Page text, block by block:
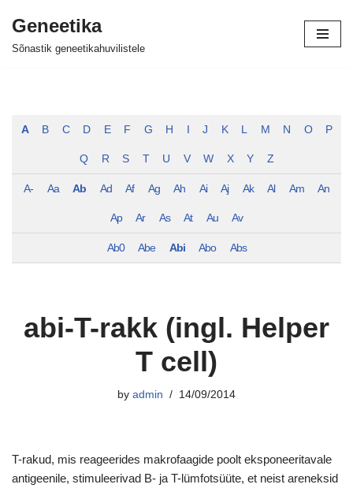
Skip
Geneetika
Sõnastik geneetikahuvilistele
A B C D E F G H J K L M N O P
Q R S T U V W X Y Z
A- Aa Ab Ad Af Ag Ah Ai Aj Ak Al Am An
Ap Ar As At Au Av
Ab0 Abe Abi Abo Abs
abi-T-rakk (ingl. Helper
T cell)
by admin 14/09/2014
T-rakud, mis reageerides makrofaagide poolt eksponeeritavale
antigeenile, stimuleerivad B- ja T-lümfotsüüte, et neist areneksid